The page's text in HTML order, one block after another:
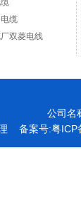
缆
双菱电线
公司名
备案号:粤ICP